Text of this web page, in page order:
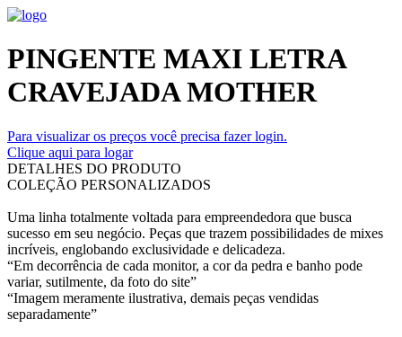
PINGENTE MAXI LETRA
CRAVEJADA MOTHER
Para visualizar os preços você precisa fazer login.
Clique aqui para logar
DETALHES DO PRODUTO
COLEÇÃO PERSONALIZADOS
Uma linha totalmente voltada para empreendedora que busca
sucesso em seu negócio. Peças que trazem possibilidades de mixes
incríveis, englobando exclusividade e delicadeza.
“Em decorrência de cada monitor, a cor da pedra e banho pode
variar, sutilmente, da foto do site”
“Imagem meramente ilustrativa, demais peças vendidas
separadamente”